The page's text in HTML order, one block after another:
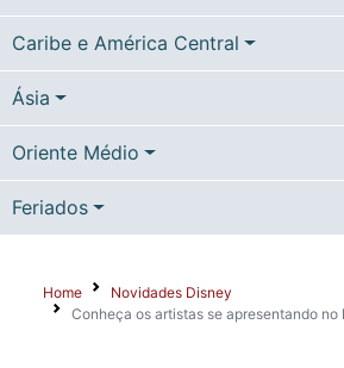
Caribe e América Central
Ásia
Oriente Médio
Feriados
Home
Novidades Disney
Conheça os artistas se apresentando no